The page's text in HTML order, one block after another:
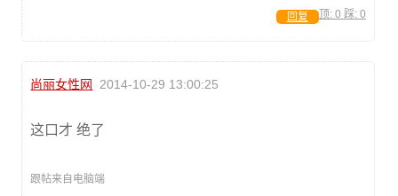
顶: 0 踩: 0
回复
尚丽女性网 2014-10-29 13:00:25
这口才 绝了
跟帖来自电脑端